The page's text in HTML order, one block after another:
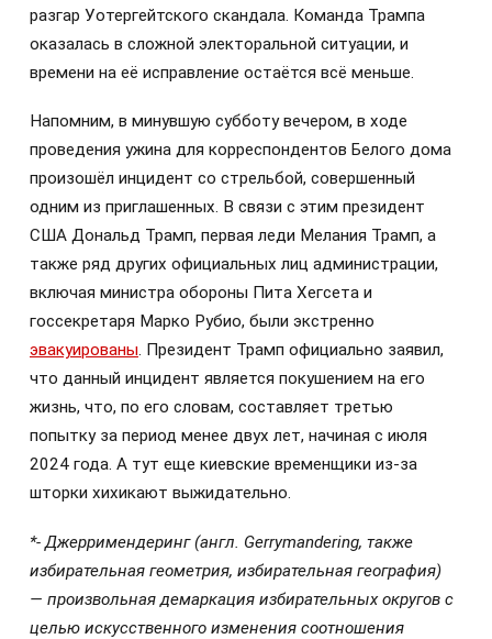
разгар Уотергейтского скандала. Команда Трампа
оказалась в сложной электоральной ситуации, и
времени на её исправление остаётся всё меньше.
Напомним, в минувшую субботу вечером, в ходе
проведения ужина для корреспондентов Белого дома
произошёл инцидент со стрельбой, совершенный
одним из приглашенных. В связи с этим президент
США Дональд Трамп, первая леди Мелания Трамп, а
также ряд других официальных лиц администрации,
включая министра обороны Пита Хегсета и
госсекретаря Марко Рубио, были экстренно
эвакуированы. Президент Трамп официально заявил,
что данный инцидент является покушением на его
жизнь, что, по его словам, составляет третью
попытку за период менее двух лет, начиная с июля
2024 года. А тут еще киевские временщики из-за
шторки хихикают выжидательно.
*- Джерримендеринг (англ. Gerrymandering, также
избирательная геометрия, избирательная география)
— произвольная демаркация избирательных округов с
целью искусственного изменения соотношения